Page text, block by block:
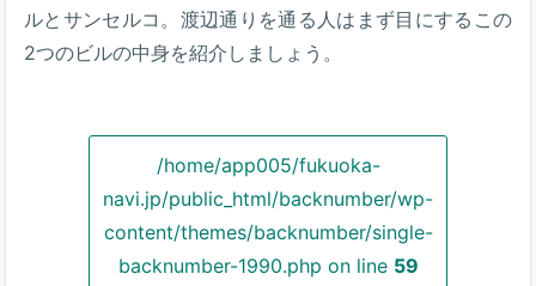
ルとサンセルコ。渡辺通りを通る人はまず目にするこの
2つのビルの中身を紹介しましょう。
/home/app005/fukuoka-
navi.jp/public_html/backnumber/wp-
content/themes/backnumber/single-
backnumber-1990.php on line 59